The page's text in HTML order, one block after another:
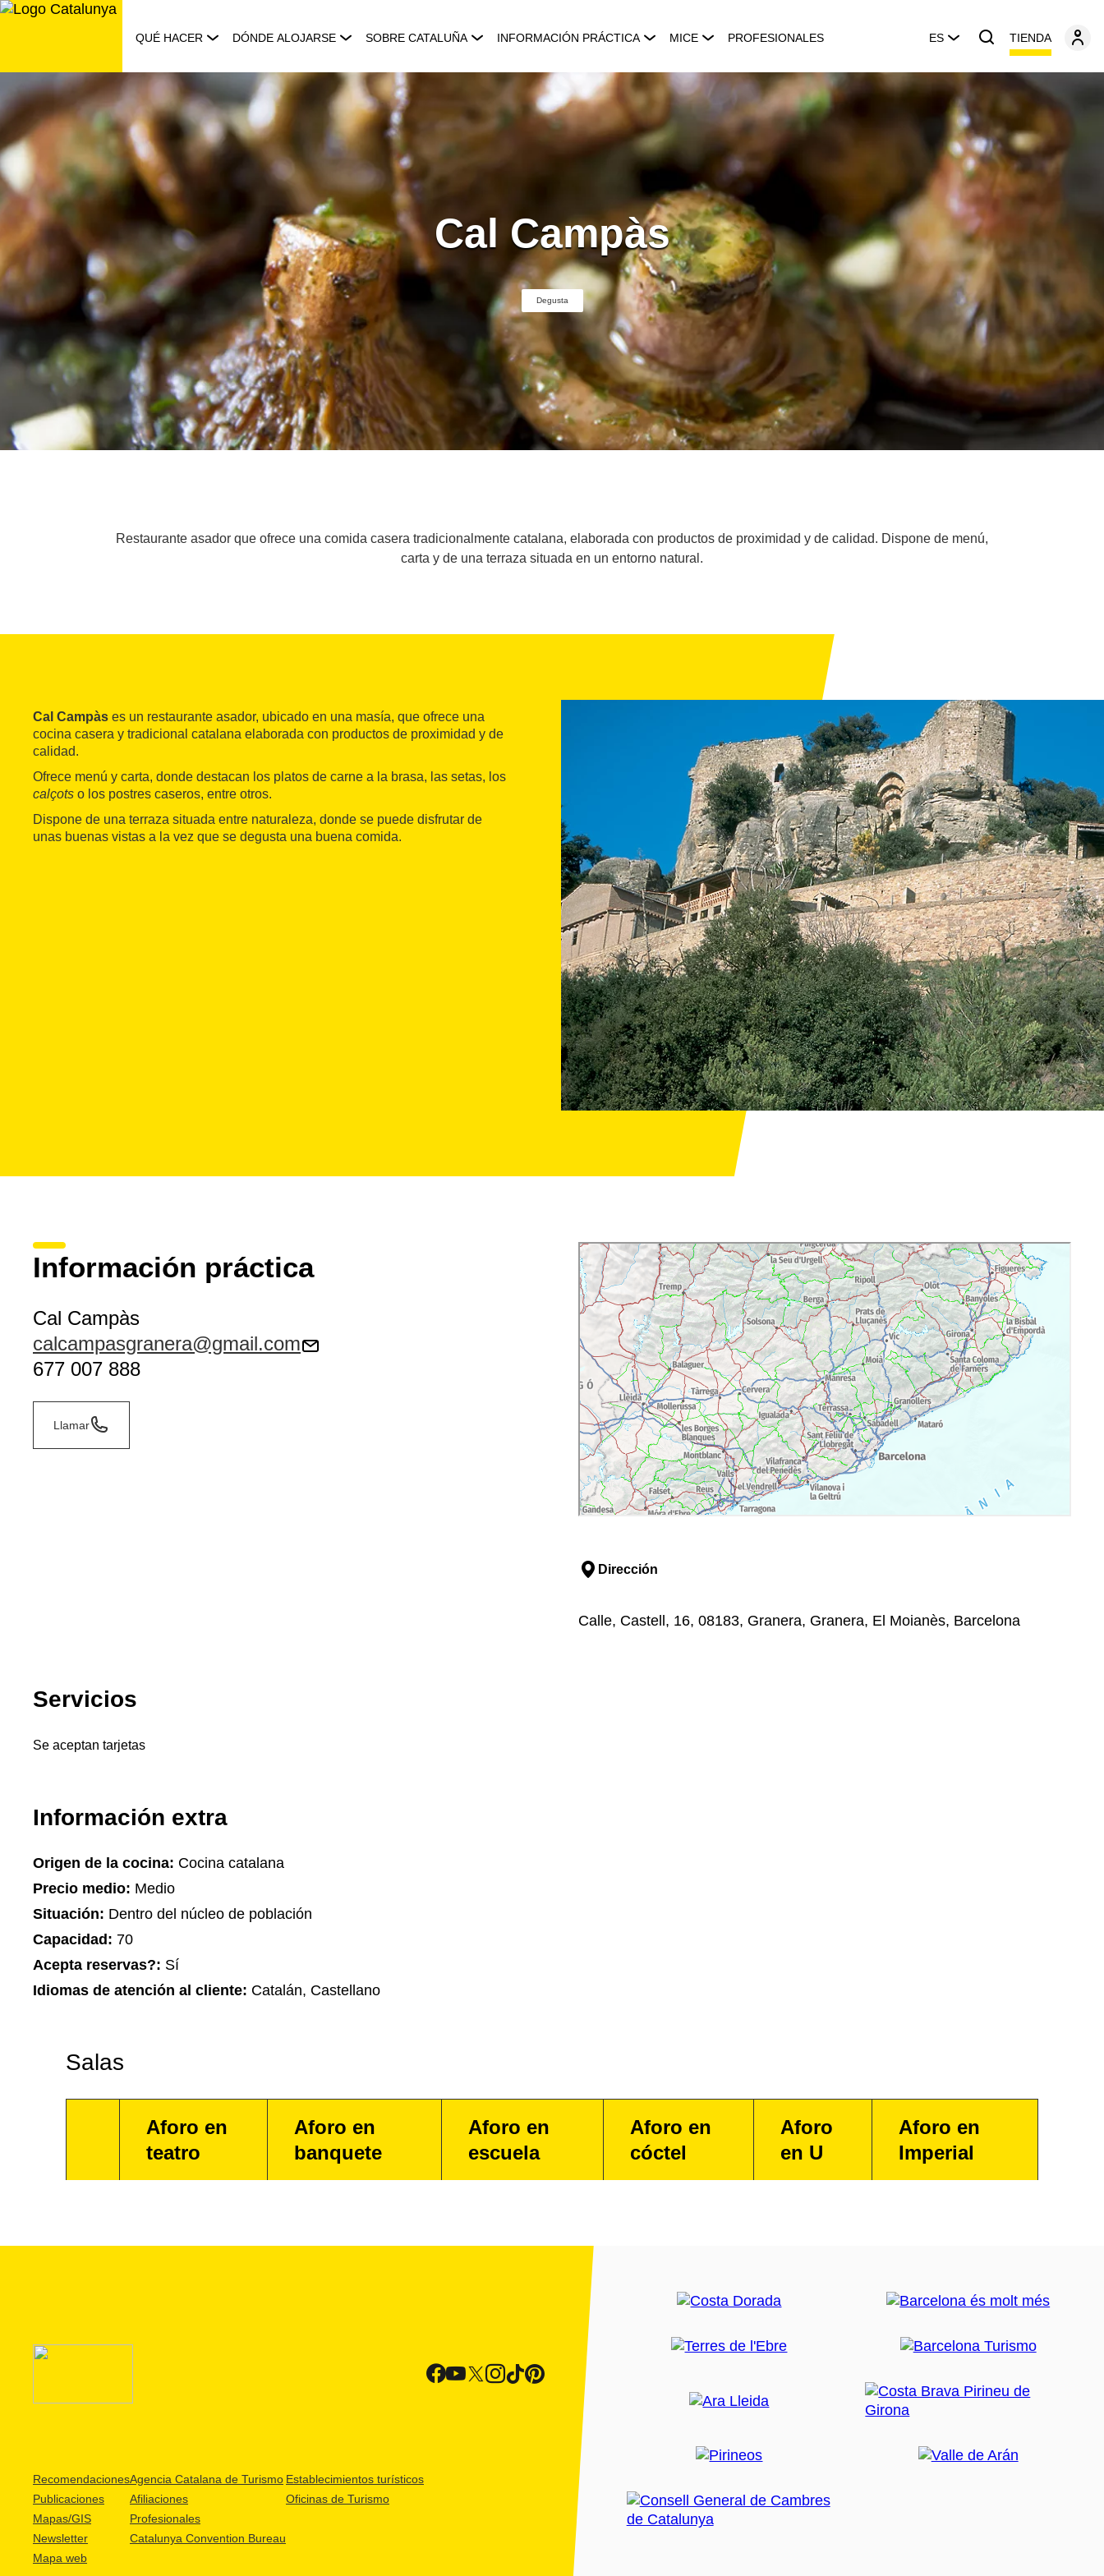
Saltar
QUÉ HACER DÓNDE ALOJARSE SOBRE CATALUÑA INFORMACIÓN PRÁCTICA MICE PROFESIONALES ES TIENDA
Cal Campàs
Degusta
Restaurante asador que ofrece una comida casera tradicionalmente catalana, elaborada con productos de proximidad y de calidad. Dispone de menú,
carta y de una terraza situada en un entorno natural.
Cal Campàs es un restaurante asador, ubicado en una masía, que ofrece una
cocina casera y tradicional catalana elaborada con productos de proximidad y de
calidad.
Ofrece menú y carta, donde destacan los platos de carne a la brasa, las setas, los
calçots o los postres caseros, entre otros.
Dispone de una terraza situada entre naturaleza, donde se puede disfrutar de
unas buenas vistas a la vez que se degusta una buena comida.
Información práctica
Cal Campàs
calcampasgranera@gmail.com
677 007 888
Llamar
Dirección
Calle, Castell, 16, 08183, Granera, Granera, El Moianès, Barcelona
Servicios
Se aceptan tarjetas
Información extra
Origen de la cocina: Cocina catalana
Precio medio: Medio
Situación: Dentro del núcleo de población
Capacidad: 70
Acepta reservas?: Sí
Idiomas de atención al cliente: Catalán, Castellano
Salas
Aforo en
teatro
Aforo en
banquete
Aforo en
escuela
Aforo en
cóctel
Aforo
en U
Aforo en
Imperial
Recomendaciones
Publicaciones
Mapas/GIS
Newsletter
Mapa web
Agencia Catalana de Turismo
Afiliaciones
Profesionales
Catalunya Convention Bureau
Establecimientos turísticos
Oficinas de Turismo